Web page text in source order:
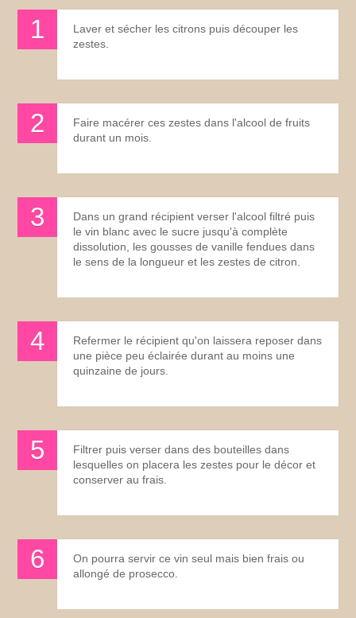
Laver et sécher les citrons puis découper les
zestes.
Faire macérer ces zestes dans l'alcool de fruits
durant un mois.
Dans un grand récipient verser l'alcool filtré puis
le vin blanc avec le sucre jusqu'à complète
dissolution, les gousses de vanille fendues dans
le sens de la longueur et les zestes de citron.
Refermer le récipient qu'on laissera reposer dans
une pièce peu éclairée durant au moins une
quinzaine de jours.
Filtrer puis verser dans des bouteilles dans
lesquelles on placera les zestes pour le décor et
conserver au frais.
On pourra servir ce vin seul mais bien frais ou
allongé de prosecco.